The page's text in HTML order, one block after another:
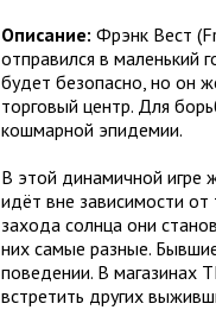
Описание: Фрэнк Вест
отправился в маленький
будет безопасно, но он
торговый центр. Для
кошмарной эпидемии.
В этой динамичной игре
идёт вне зависимости
захода солнца они
них самые разные.
поведении. В магазинах
встретить других